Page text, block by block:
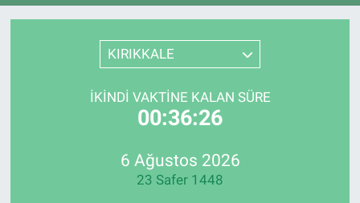
KIRIKKALE
İKINDI VAKTINE KALAN SÜRE
00:36:26
6 Ağustos 2026
23 Safer 1448